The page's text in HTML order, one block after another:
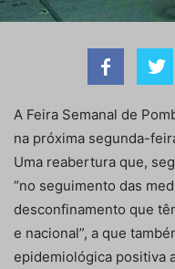
A Feira Semanal de
na próxima segunda-
Uma reabertura que,
“no seguimento das
desconfinamento que
e nacional”, a que
epidemiológica positiva